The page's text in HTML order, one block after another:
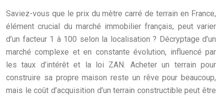
Saviez-vous que le prix du mètre carré de terrain en France,
élément crucial du marché immobilier français, peut varier
d’un facteur 1 à 100 selon la localisation ? Décryptage d’un
marché complexe et en constante évolution, influencé par
les taux d’intérêt et la loi ZAN. Acheter un terrain pour
construire sa propre maison reste un rêve pour beaucoup,
mais le coût d’acquisition d’un terrain constructible peut être